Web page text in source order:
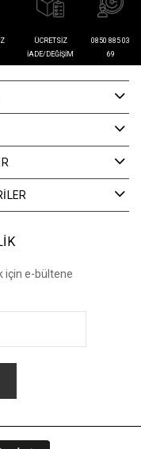
ÜCRETSIZ
İADE/DEĞIŞIM
0850 885 03
69
için e-bültene